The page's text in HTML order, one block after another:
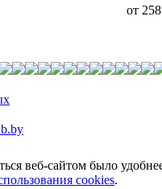
от
веб-сайтом было
cookies.